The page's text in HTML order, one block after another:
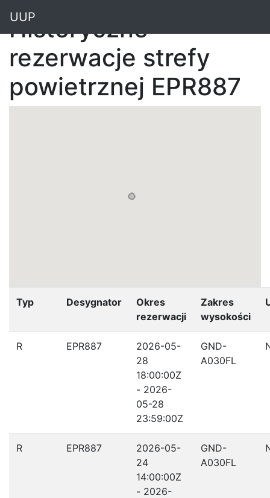
UUP
Historyczne
rezerwacje strefy
powietrznej EPR887
Typ Desygnator
Okres
rezerwacji
Zakres
wysokości
R EPR887
2026-05-
28
18:00:00Z
- 2026-
05-28
23:59:00Z
GND-
A030FL
R EPR887
2026-05-
24
14:00:00Z
- 2026-
GND-
A030FL